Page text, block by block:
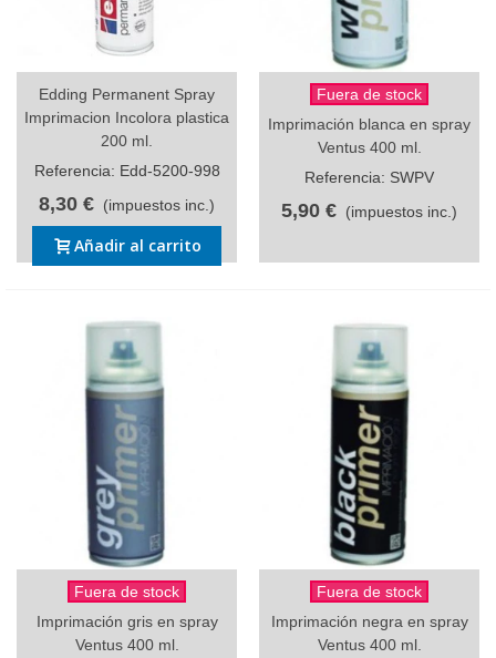
Edding Permanent Spray
Imprimacion Incolora plastica
200 ml.
Referencia: Edd-5200-998
8,30 € (impuestos inc.)
Añadir al carrito
Fuera de stock
Imprimación blanca en spray
Ventus 400 ml.
Referencia: SWPV
5,90 € (impuestos inc.)
Fuera de stock
Imprimación gris en spray
Ventus 400 ml.
Fuera de stock
Imprimación negra en spray
Ventus 400 ml.